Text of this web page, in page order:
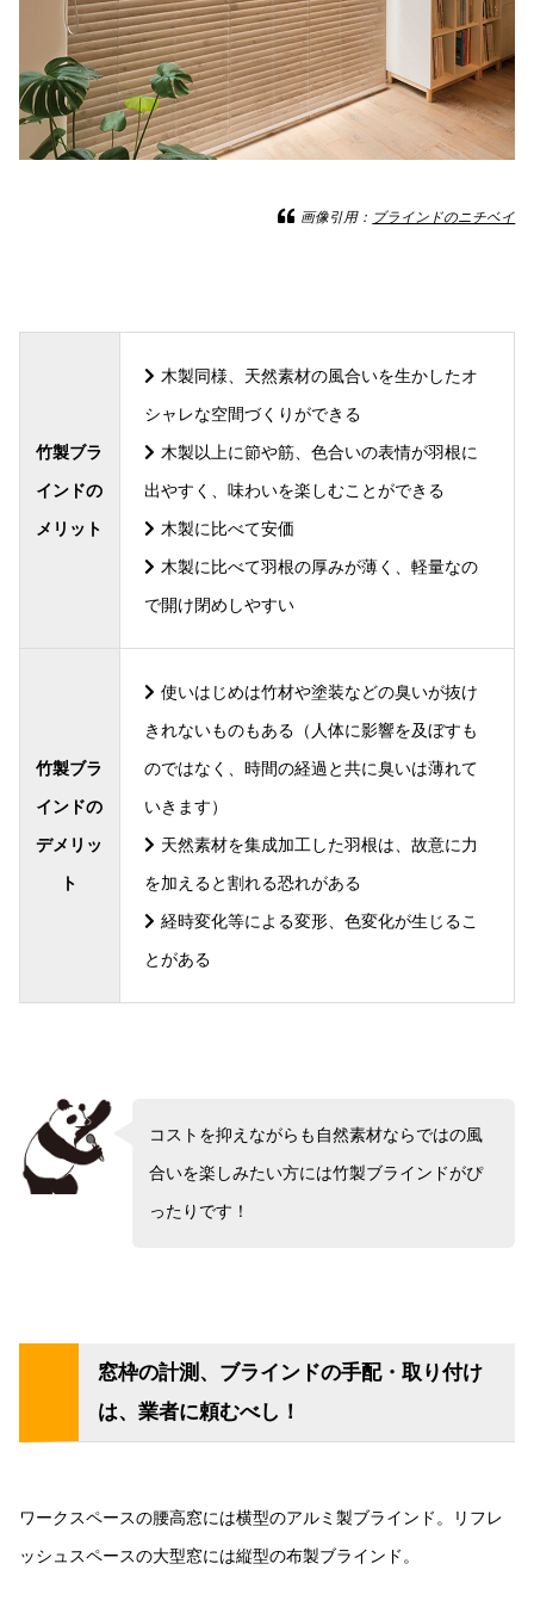
画像引用： ブラインドのニチベイ
竹製ブラ
インドの
メリット
木製同様、天然素材の風合いを生かしたオ
シャレな空間づくりができる
木製以上に節や筋、色合いの表情が羽根に
出やすく、味わいを楽しむことができる
木製に比べて安価
木製に比べて羽根の厚みが薄く、軽量なの
で開け閉めしやすい
竹製ブラ
インドの
デメリッ
ト
使いはじめは竹材や塗装などの臭いが抜け
きれないものもある（人体に影響を及ぼすも
のではなく、時間の経過と共に臭いは薄れて
いきます）
天然素材を集成加工した羽根は、故意に力
を加えると割れる恐れがある
経時変化等による変形、色変化が生じるこ
とがある
コストを抑えながらも自然素材ならではの風
合いを楽しみたい方には竹製ブラインドがぴ
ったりです！
窓枠の計測、ブラインドの手配・取り付け
は、業者に頼むべし！
ワークスペースの腰高窓には横型のアルミ製ブラインド。リフレ
ッシュスペースの大型窓には縦型の布製ブラインド。